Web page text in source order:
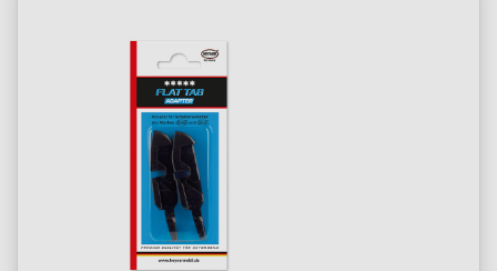
Оптовым и корпоративным клиентам